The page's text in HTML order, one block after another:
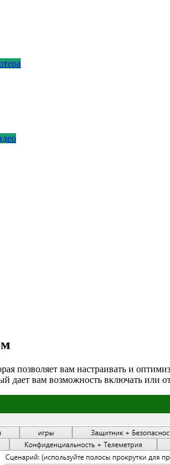
позволяет вам настраивать и
дает вам возможность включать